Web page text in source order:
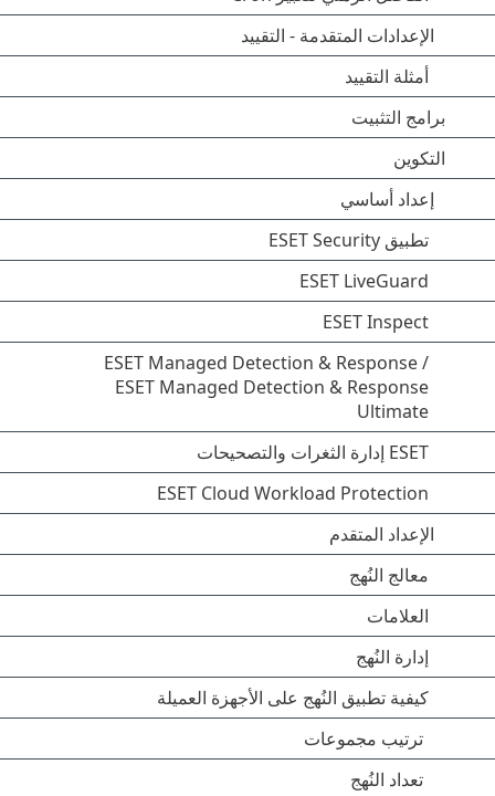
الإعدادات المتقدمة - التقييد
أمثلة التقييد
برامج التثبيت
التكوين
إعداد أساسي
تطبيق ESET Security
ESET LiveGuard
ESET Inspect
ESET Managed Detection & Response /
ESET Managed Detection & Response
Ultimate
ESET إدارة الثغرات والتصحيحات
ESET Cloud Workload Protection
الإعداد المتقدم
معالج النُهج
العلامات
إدارة النُهج
كيفية تطبيق النُهج على الأجهزة العميلة
ترتيب مجموعات
تعداد النُهج